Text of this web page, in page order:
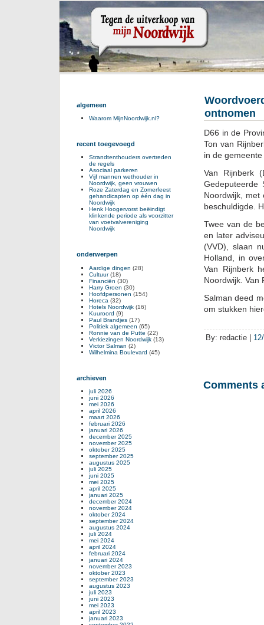
ontnomen
D66 in de
Ton van
in de
Van Rijnberk
Noordwijk, met
beschuldigde.
Twee van de
en later
(VVD), slaan
Holland, in
Van Rijnberk
Noordwijk. Van
Salman deed
om stukken
By: redactie |
Comments
algemeen
Waarom MijnNoordwijk.nl?
recent toegevoegd
Strandtenthouders overtreden
de regels
Asociaal parkeren
Vijf mannen wethouder in
Noordwijk, geen vrouwen
Roze Zaterdag en Zomerfeest
gehandicapten op één dag in
Noordwijk
Henk Hoogervorst beëindigt
klinkende periode als voorzitter
van voetvalvereniging
Noordwijk
onderwerpen
Aardige dingen (28)
Cultuur(18)
Financiën (30)
Harry Groen (30)
Hoofdpersonen (154)
Horeca (32)
Hotels Noordwijk (16)
Kuuroord (9)
Paul Brandjes (17)
Politiek algemeen (65)
Ronnie van de Putte (22)
Verkiezingen Noordwijk (13)
Victor Salman (2)
Wilhelmina Boulevard (45)
archieven
juli 2026
juni 2026
mei 2026
april 2026
maart 2026
februari 2026
januari 2026
december 2025
november 2025
oktober 2025
september 2025
augustus 2025
juli 2025
juni 2025
mei 2025
april 2025
januari 2025
december 2024
november 2024
oktober 2024
september 2024
augustus 2024
juli 2024
mei 2024
april 2024
februari 2024
januari 2024
november 2023
oktober 2023
september 2023
augustus 2023
juli 2023
juni 2023
mei 2023
april 2023
januari 2023